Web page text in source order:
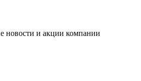
новости и акции компании